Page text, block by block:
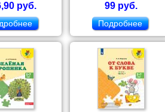
руб.
99 руб.
Подробнее